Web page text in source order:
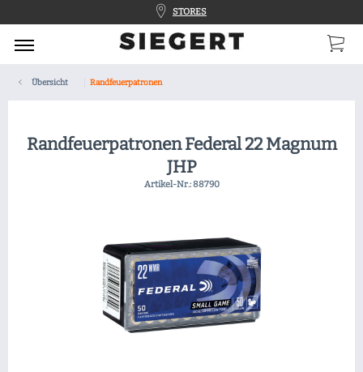
STORES
Übersicht Randfeuerpatronen
Randfeuerpatronen Federal 22 Magnum
JHP
Artikel-Nr.:88790